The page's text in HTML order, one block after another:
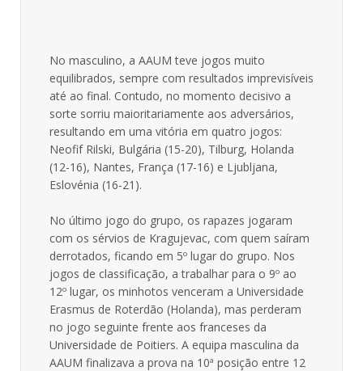
No masculino, a AAUM teve jogos muito
equilibrados, sempre com resultados imprevisíveis
até ao final. Contudo, no momento decisivo a
sorte sorriu maioritariamente aos adversários,
resultando em uma vitória em quatro jogos:
Neofif Rilski, Bulgária (15-20), Tilburg, Holanda
(12-16), Nantes, França (17-16) e Ljubljana,
Eslovénia (16-21).
No último jogo do grupo, os rapazes jogaram
com os sérvios de Kragujevac, com quem saíram
derrotados, ficando em 5º lugar do grupo. Nos
jogos de classificação, a trabalhar para o 9º ao
12º lugar, os minhotos venceram a Universidade
Erasmus de Roterdão (Holanda), mas perderam
no jogo seguinte frente aos franceses da
Universidade de Poitiers. A equipa masculina da
AAUM finalizava a prova na 10ª posição entre 12